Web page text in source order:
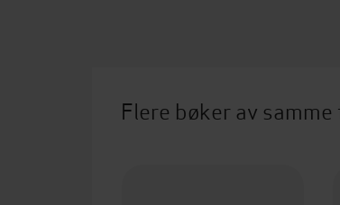
Flere bøker av